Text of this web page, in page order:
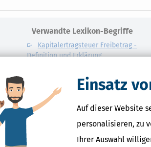
Einsatz
Auf dieser Website
personalisieren, zu
Ihrer Auswahl
Verwandte Lexikon-Begriffe
Kapitalertragsteuer Freibetrag -
Definition und Erklärung
Kapitalertragsteuer - Definition und
NACHDiGAL
Kommission